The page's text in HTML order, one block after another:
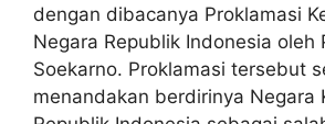
dengan dibacanya Proklamasi
Negara Republik Indonesia oleh
Soekarno. Proklamasi tersebut
menandakan berdirinya Negara